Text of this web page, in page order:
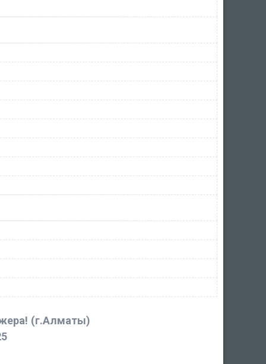
(г.Алматы)